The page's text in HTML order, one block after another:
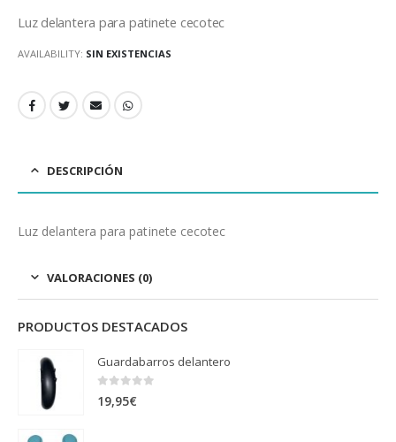
Luz delantera para patinete cecotec
AVAILABILITY: SIN EXISTENCIAS
DESCRIPCIÓN
Luz delantera para patinete cecotec
VALORACIONES (0)
PRODUCTOS DESTACADOS
Guardabarros delantero
0 out of 5
19,95€